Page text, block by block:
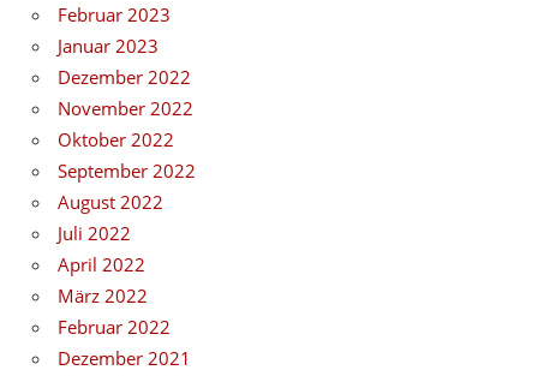
Februar 2023
Januar 2023
Dezember 2022
November 2022
Oktober 2022
September 2022
August 2022
Juli 2022
April 2022
März 2022
Februar 2022
Dezember 2021